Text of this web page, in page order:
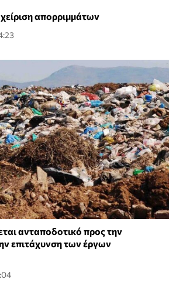
απορριμμάτων
ανταποδοτικό προς την
επιτάχυνση των έργων